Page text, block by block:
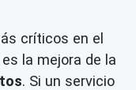
críticos en el
la mejora de la
. Si un servicio